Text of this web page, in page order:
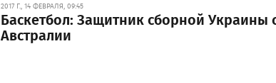
2017 Г., 14 ФЕВРАЛЯ, 09:45
Баскетбол: Защитник сборной Украины
Австралии